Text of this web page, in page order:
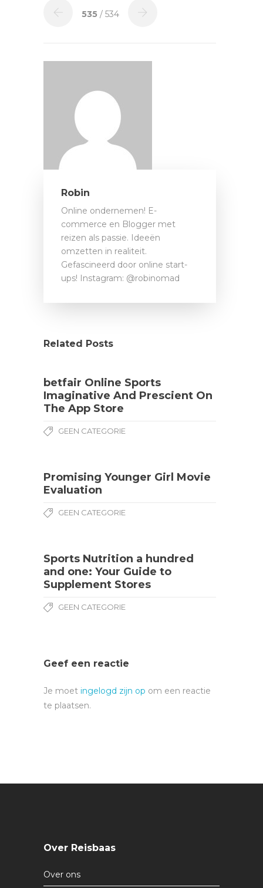
535 / 534
Robin
Online ondernemen! E-
commerce en Blogger met
reizen als passie. Ideeën
omzetten in realiteit.
Gefascineerd door online start-
ups! Instagram: @robinomad
Related Posts
‎betfair Online Sports
Imaginative And Prescient On
The App Store
GEEN CATEGORIE
Promising Younger Girl Movie
Evaluation
GEEN CATEGORIE
Sports Nutrition a hundred
and one: Your Guide to
Supplement Stores
GEEN CATEGORIE
Geef een reactie
Je moet ingelogd zijn op om een reactie
te plaatsen.
Over Reisbaas
Over ons